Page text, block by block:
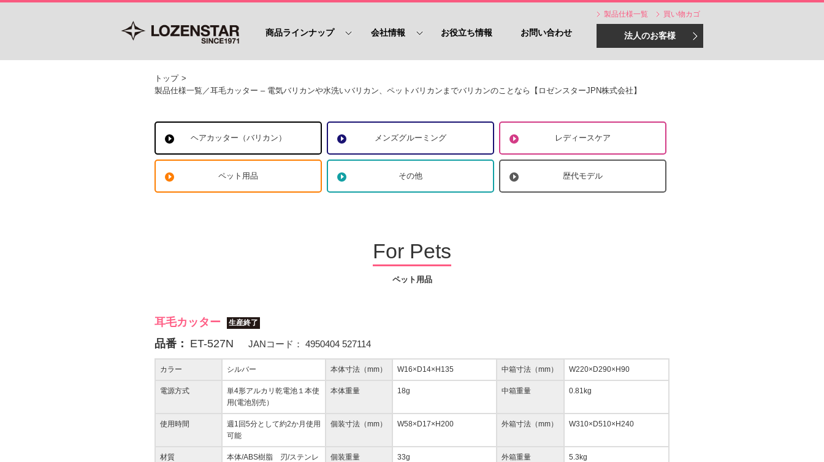
製品仕様一覧 買い物カゴ
商品ラインナップ 会社情報 お役立ち情報 お問い合わせ 法人のお客様
トップ >
製品仕様一覧／耳毛カッター – 電気バリカンや水洗いバリカン、ペットバリカンまでバリカンのことなら【ロゼンスターJPN株式会社】
ヘアカッター（バリカン） メンズグルーミング レディースケア
ペット用品 その他 歴代モデル
For Pets
ペット用品
耳毛カッター 生産終了
品番： ET-527N JANコード： 4950404 527114
カラー シルバー 本体寸法（mm） W16×D14×H135 中箱寸法（mm） W220×D290×H90
電源方式
単4形アルカリ乾電池１本使
用(電池別売）
本体重量 18g 中箱重量 0.81kg
使用時間
週1回5分として約2か月使用
可能
個装寸法（mm） W58×D17×H200 外箱寸法（mm） W310×D510×H240
材質
本体/ABS樹脂 刃/ステンレ
個装重量 33g 外箱重量 5.3kg